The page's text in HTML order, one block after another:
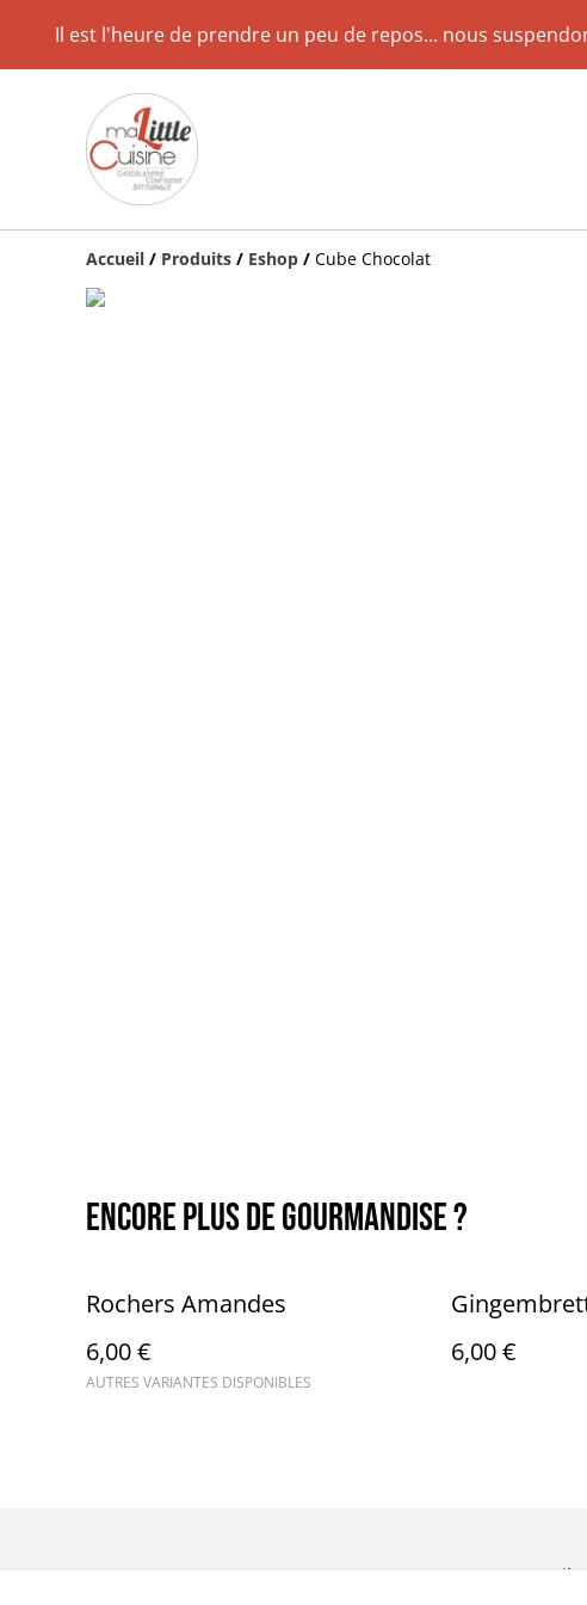
Il est l'heure de prendre un peu de repos... nous
Accueil / Produits / Eshop / Cube Chocolat
Encore plus de Gourmandise ?
Rochers Amandes
6,00 €
AUTRES VARIANTES DISPONIBLES
6,00 €
Accueil